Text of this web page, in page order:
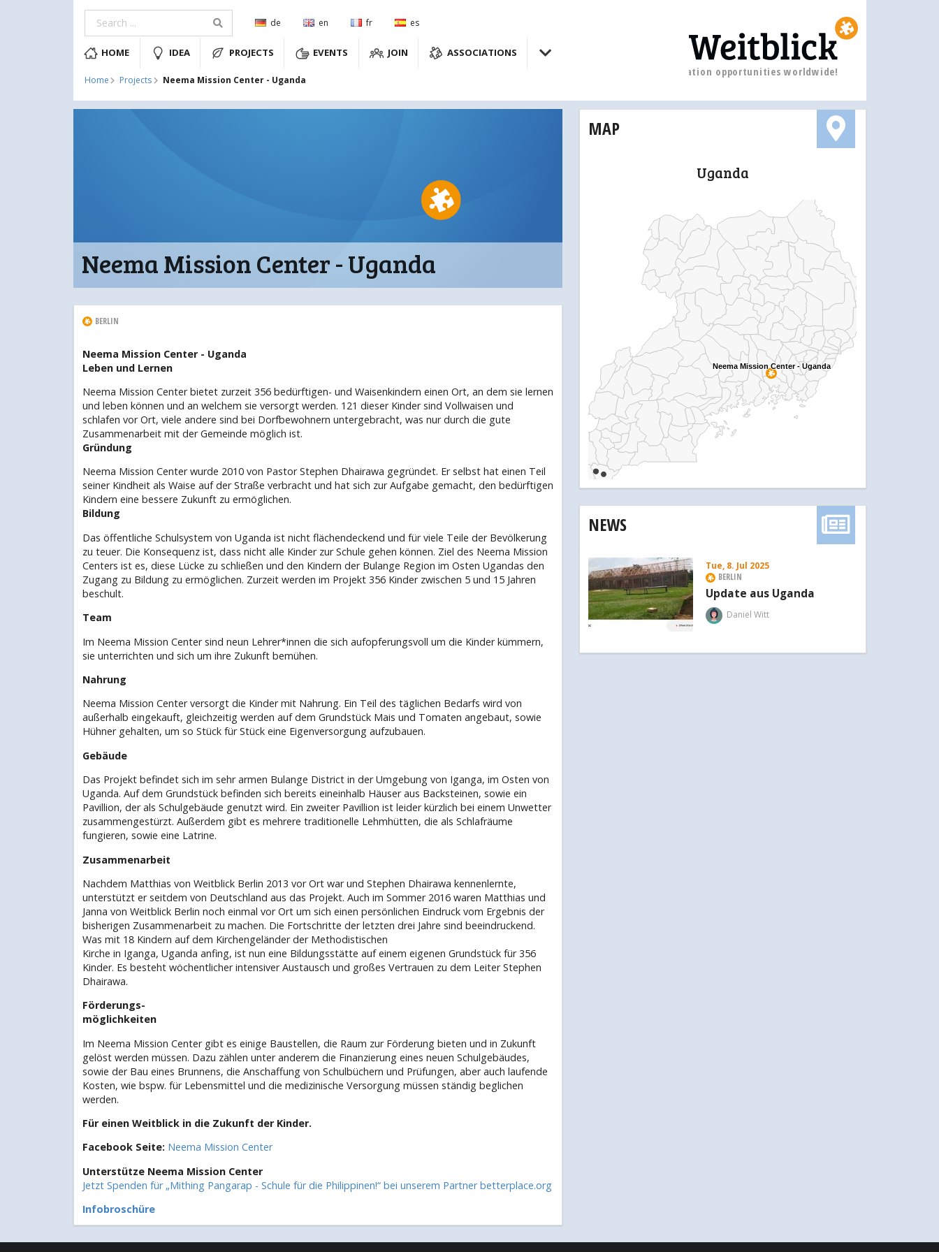
de en fr es
HOME IDEA PROJECTS EVENTS JOIN ASSOCIATIONS
Home Projects Neema Mission Center - Uganda
Education opportunities worldwide!
Neema Mission Center - Uganda
BERLIN
Neema Mission Center - Uganda
Leben und Lernen
Neema Mission Center bietet zurzeit 356 bedürftigen- und Waisenkindern einen Ort, an dem sie lernen
und leben können und an welchem sie versorgt werden. 121 dieser Kinder sind Vollwaisen und
schlafen vor Ort, viele andere sind bei Dorfbewohnern untergebracht, was nur durch die gute
Zusammenarbeit mit der Gemeinde möglich ist.
Gründung
Neema Mission Center wurde 2010 von Pastor Stephen Dhairawa gegründet. Er selbst hat einen Teil
seiner Kindheit als Waise auf der Straße verbracht und hat sich zur Aufgabe gemacht, den bedürftigen
Kindern eine bessere Zukunft zu ermöglichen.
Bildung
Das öffentliche Schulsystem von Uganda ist nicht flächendeckend und für viele Teile der Bevölkerung
zu teuer. Die Konsequenz ist, dass nicht alle Kinder zur Schule gehen können. Ziel des Neema Mission
Centers ist es, diese Lücke zu schließen und den Kindern der Bulange Region im Osten Ugandas den
Zugang zu Bildung zu ermöglichen. Zurzeit werden im Projekt 356 Kinder zwischen 5 und 15 Jahren
beschult.
Team
Im Neema Mission Center sind neun Lehrer*innen die sich aufopferungsvoll um die Kinder kümmern,
sie unterrichten und sich um ihre Zukunft bemühen.
Nahrung
Neema Mission Center versorgt die Kinder mit Nahrung. Ein Teil des täglichen Bedarfs wird von
außerhalb eingekauft, gleichzeitig werden auf dem Grundstück Mais und Tomaten angebaut, sowie
Hühner gehalten, um so Stück für Stück eine Eigenversorgung aufzubauen.
Gebäude
Das Projekt befindet sich im sehr armen Bulange District in der Umgebung von Iganga, im Osten von
Uganda. Auf dem Grundstück befinden sich bereits eineinhalb Häuser aus Backsteinen, sowie ein
Pavillion, der als Schulgebäude genutzt wird. Ein zweiter Pavillion ist leider kürzlich bei einem Unwetter
zusammengestürzt. Außerdem gibt es mehrere traditionelle Lehmhütten, die als Schlafräume
fungieren, sowie eine Latrine.
Zusammenarbeit
Nachdem Matthias von Weitblick Berlin 2013 vor Ort war und Stephen Dhairawa kennenlernte,
unterstützt er seitdem von Deutschland aus das Projekt. Auch im Sommer 2016 waren Matthias und
Janna von Weitblick Berlin noch einmal vor Ort um sich einen persönlichen Eindruck vom Ergebnis der
bisherigen Zusammenarbeit zu machen. Die Fortschritte der letzten drei Jahre sind beeindruckend.
Was mit 18 Kindern auf dem Kirchengeländer der Methodistischen
Kirche in Iganga, Uganda anfing, ist nun eine Bildungsstätte auf einem eigenen Grundstück für 356
Kinder. Es besteht wöchentlicher intensiver Austausch und großes Vertrauen zu dem Leiter Stephen
Dhairawa.
Förderungs-
möglichkeiten
Im Neema Mission Center gibt es einige Baustellen, die Raum zur Förderung bieten und in Zukunft
gelöst werden müssen. Dazu zählen unter anderem die Finanzierung eines neuen Schulgebäudes,
sowie der Bau eines Brunnens, die Anschaffung von Schulbüchern und Prüfungen, aber auch laufende
Kosten, wie bspw. für Lebensmittel und die medizinische Versorgung müssen ständig beglichen
werden.
Für einen Weitblick in die Zukunft der Kinder.
Facebook Seite: Neema Mission Center
Unterstütze Neema Mission Center
Jetzt Spenden für „Mithing Pangarap - Schule für die Philippinen!“ bei unserem Partnerbetterplace.org
Infobroschüre
MAP
Uganda
Neema Mission Center - Uganda
Neema Mission Center - Uganda
NEWS
Tue, 8. Jul 2025
BERLIN
Update aus Uganda
Daniel Witt